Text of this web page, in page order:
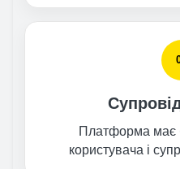
Платформа має
користувача і